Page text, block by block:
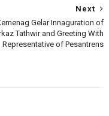
Next
Gelar Innaguration of
Tathwir and Greeting With
Representative of Pesantrens